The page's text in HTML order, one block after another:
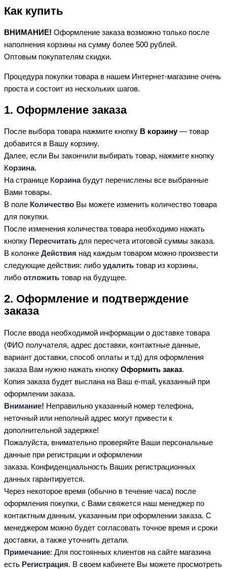
Как купить
ВНИМАНИЕ! Оформление заказа возможно только после
наполнения корзины на сумму более 500 рублей.
Оптовым покупателям скидки.
Процедура покупки товара в нашем Интернет-магазине очень
проста и состоит из нескольких шагов.
1. Оформление заказа
После выбора товара нажмите кнопку В корзину— товар
добавится в Вашу корзину.
Далее, если Вы закончили выбирать товар, нажмите кнопку
Корзина.
На странице Корзинабудут перечислены все выбранные
Вами товары.
В поле Количество Вы можете изменить количество товара
для покупки.
После изменения количества товара необходимо нажать
кнопку Пересчитать для пересчета итоговой суммы заказа.
В колонке Действия над каждым товаром можно произвести
следующие действия: либо удалить товар из корзины,
либо отложить товар на будущее.
2. Оформление и подтверждение
заказа
После ввода необходимой информации о доставке товара
(ФИО получателя, адрес доставки, контактные данные,
вариант доставки, способ оплаты и т.д) для оформления
заказа Вам нужно нажать кнопку Оформить заказ.
Копия заказа будет выслана на Ваш e-mail, указанный при
оформлении заказа.
Внимание! Неправильно указанный номер телефона,
неточный или неполный адрес могут привести к
дополнительной задержке!
Пожалуйста, внимательно проверяйте Ваши персональные
данные при регистрации и оформлении
заказа. Конфиденциальность Ваших регистрационных
данных гарантируется.
Через некоторое время (обычно в течение часа) после
оформления покупки, с Вами свяжется наш менеджер по
контактным данным, указанным при оформлении заказа. С
менеджером можно будет согласовать точное время и сроки
доставки, а также уточнить детали.
Примечание: Для постоянных клиентов на сайте магазина
есть Регистрация. В своем кабинете Вы можете просмотреть